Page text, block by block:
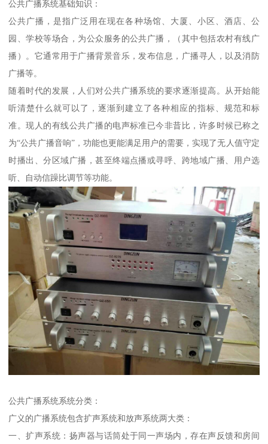
公共广播系统基础知识：
公共广播，是指广泛用在现在各种场馆、大厦、小区、酒店、公
园、学校等场合，为公众服务的公共广播，（其中包括农村有线广
播）。它通常用于广播背景音乐，发布信息，广播寻人，以及消防
广播等。
随着时代的发展，人们对公共广播系统的要求逐渐提高。从开始能
听清楚什么就可以了，逐渐到建立了各种相应的指标、规范和标
准。现人的有线公共广播的电声标准已今非昔比，许多时候已称之
为“公共广播音响”，功能也更能满足用户的需要，实现了无人值守定
时播出、分区域广播，甚至终端点播或寻呼、跨地域广播、用户选
听、自动信躁比调节等功能。
公共广播系统系统分类：
广义的广播系统包含扩声系统和放声系统两大类：
一、扩声系统：扬声器与话筒处于同一声场内，存在声反馈和房间